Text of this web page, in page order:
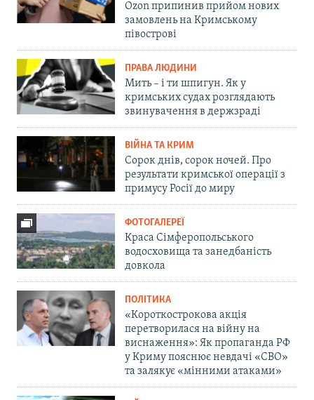
Ozon припинив прийом нових
замовлень на Кримському
півострові
ПРАВА ЛЮДИНИ
Мить – і ти шпигун. Як у
кримських судах розглядають
звинувачення в держзраді
ВІЙНА ТА КРИМ
Сорок днів, сорок ночей. Про
результати кримської операції з
примусу Росії до миру
ФОТОГАЛЕРЕЇ
Краса Сімферопольського
водосховища та занедбаність
довкола
ПОЛІТИКА
«Короткострокова акція
перетворилася на війну на
виснаження»: Як пропаганда РФ
у Криму пояснює невдачі «СВО»
та залякує «мінними атаками»